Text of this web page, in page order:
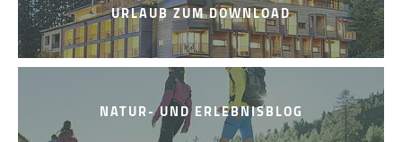
URLAUB ZUM DOWNLOAD
NATUR- UND ERLEBNISBLOG